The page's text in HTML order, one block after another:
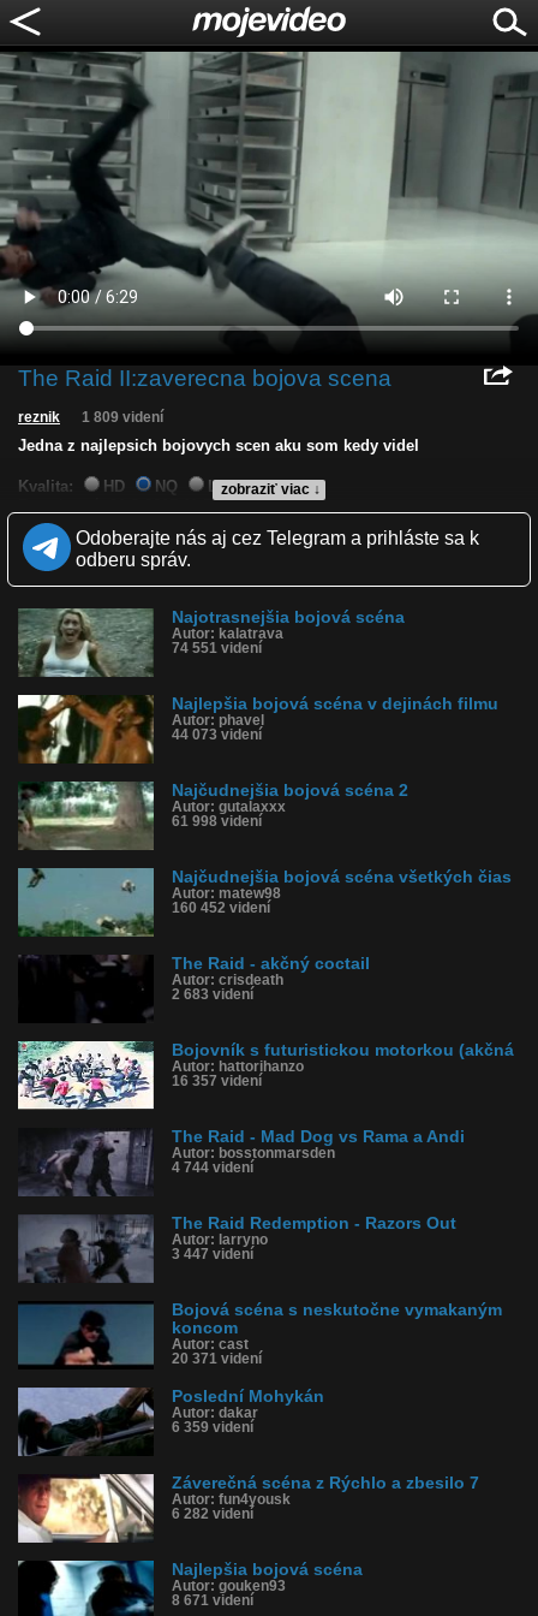
The Raid II:zaverecna bojova scena
zobraziť viac ↓
reznik 1 809 videní
Jedna z najlepsich bojovych scen aku som kedy videl
Kvalita: HD NQ
LQ
Zverejnené: 31.8.2015 11:59
Páči sa: 100% (4 hlasov)
Obľúbené: 0
Komentárov: 0
Dľžka: 6:29
Tagy: film, bitka, the raid 2
História sledovanosti videa:
Odoberajte nás aj cez Telegram a prihláste sa k
odberu správ.
Najotrasnejšia bojová scéna
Autor: kalatrava
74 551 videní
Najlepšia bojová scéna v dejinách filmu
Autor: phavel
44 073 videní
Najčudnejšia bojová scéna 2
Autor: gutalaxxx
61 998 videní
Najčudnejšia bojová scéna všetkých čias
Autor: matew98
160 452 videní
The Raid - akčný coctail
Autor: crisdeath
2 683 videní
Bojovník s futuristickou motorkou (akčná
Autor: hattorihanzo
16 357 videní
The Raid - Mad Dog vs Rama a Andi
Autor: bosstonmarsden
4 744 videní
The Raid Redemption - Razors Out
Autor: larryno
3 447 videní
Bojová scéna s neskutočne vymakaným
koncom
Autor: cast
20 371 videní
Poslední Mohykán
Autor: dakar
6 359 videní
Záverečná scéna z Rýchlo a zbesilo 7
Autor: fun4yousk
6 282 videní
Najlepšia bojová scéna
Autor: gouken93
8 671 videní